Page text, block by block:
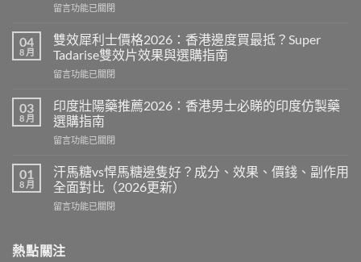
在
利
勁
印
度
價
格
2026：
香
哪
裡
最
POXET-
留言功能已關閉
04
8 月
雙效犀利士價格2026：香港邊度買最抵？Super
Tadarise雙效片效果與選購指南
在
效
犀
利
士
格
2026：
香
港
買
留言功能已關閉
03
8 月
印度壯陽藥推薦2026：香港男士必睇的印度仿製藥
選購指南
在
度
壯
陽
藥
2026：
留言功能已關閉
01
8 月
汗馬糖vs悍馬糖邊隻好？成分、效果、價錢、副作用
全面對比（2026更新）
在
糖
vs
留言功能已關閉
熱點關注